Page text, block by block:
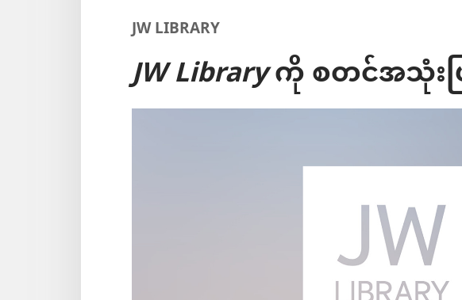
JW LIBRARY
JW Libraryကို စတင်အသုံးပ